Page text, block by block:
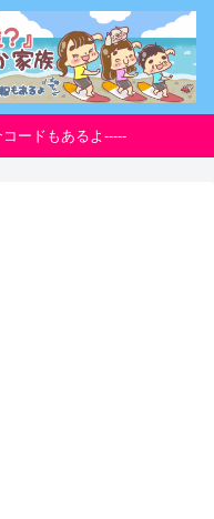
ードもあるよ-----